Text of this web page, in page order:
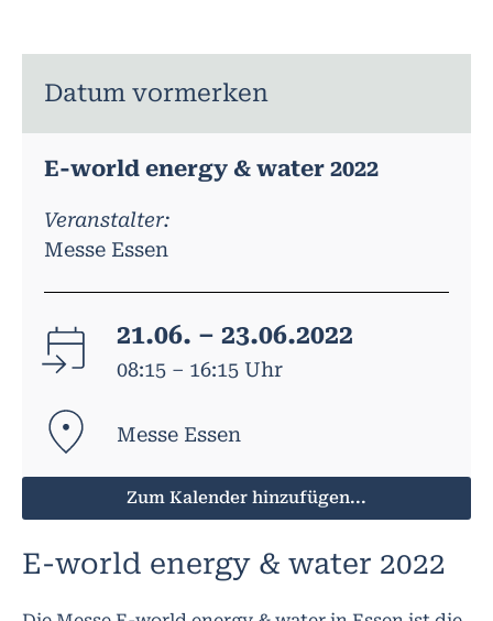
Datum vormerken
E-world energy & water 2022
Veranstalter:
Messe Essen
21.06. – 23.06.2022
08:15 – 16:15 Uhr
Messe Essen
Zum Kalender hinzufügen...
E-world energy & water 2022